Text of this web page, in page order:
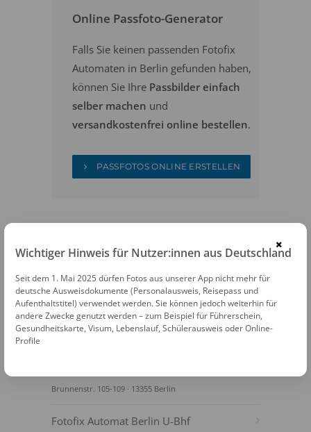
Online Passfoto-Generator
Falls Sie keinen passenden Fotofix
Automaten in Berlin gefunden haben,
können Sie Ihre Passbilder einfach
selber machen und
versandkostenfrei online bestellen.
PASSFOTOS ONLINE ERSTELLEN
FOTOAUTOMATEN
Fotofix Automat Berlin Neumann Forum
Brunnenstr. 105-109 · 13355 Berlin
Fotofix Automat Berlin U-Bhf
×
Wichtiger Hinweis für Nutzer:innen aus Deutschland
Seit dem 1. Mai 2025 dürfen Fotos aus unserer App nicht mehr für
deutsche Ausweisdokumente (Personalausweis, Reisepass und
Aufenthaltstitel) verwendet werden. Sie können jedoch weiterhin für
andere Zwecke genutzt werden – zum Beispiel für Führerschein,
Gesundheitskarte, Visum, Lebenslauf, Schülerausweis oder Online-
Profile